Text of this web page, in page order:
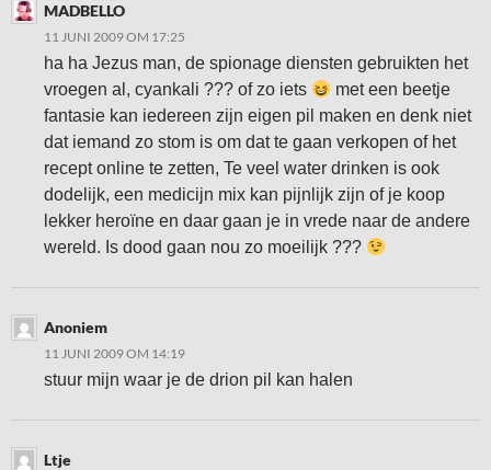
MADBELLO
11 JUNI 2009 OM 17:25
ha ha Jezus man, de spionage diensten gebruikten het
vroegen al, cyankali ??? of zo iets
met een beetje
fantasie kan iedereen zijn eigen pil maken en denk niet
dat iemand zo stom is om dat te gaan verkopen of het
recept online te zetten, Te veel water drinken is ook
dodelijk, een medicijn mix kan pijnlijk zijn of je koop
lekker heroïne en daar gaan je in vrede naar de andere
wereld. Is dood gaan nou zo moeilijk ???
Anoniem
11 JUNI 2009 OM 14:19
stuur mijn waar je de drion pil kan halen
Ltje